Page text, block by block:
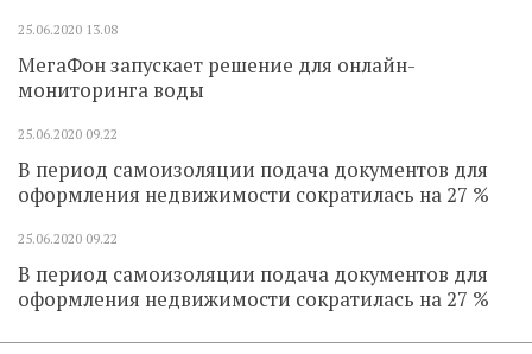
25.06.2020 13.08
МегаФон запускает решение для онлайн-
мониторинга воды
25.06.2020 09.22
В период самоизоляции подача документов для
оформления недвижимости сократилась на 27 %
25.06.2020 09.22
В период самоизоляции подача документов для
оформления недвижимости сократилась на 27 %